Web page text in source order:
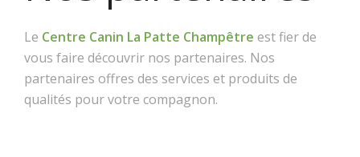
Le Centre Canin La Patte Champêtre est fier de
vous faire découvrir nos partenaires. Nos
partenaires offres des services et produits de
qualités pour votre compagnon.